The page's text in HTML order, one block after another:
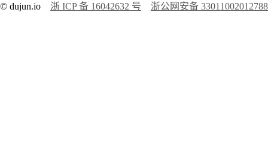
© dujun.io 浙 ICP 备 16042632 号 浙公网安备